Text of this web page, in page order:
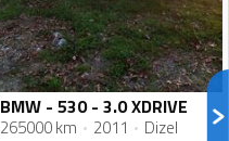
BMW - 530 - 3.0 XDRIVE
265000 km 2011 Dizel